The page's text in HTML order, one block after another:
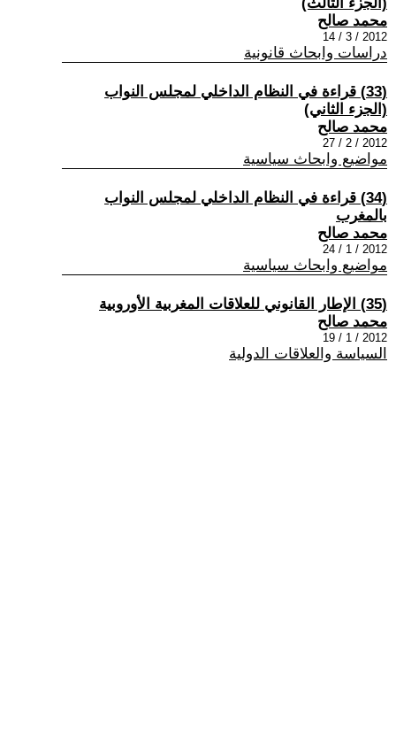
محمد صالح
2012 / 3 / 14
دراسات وابحاث قانونية
(33) قراءة في النظام الداخلي لمجلس النواب
(الجزء الثاني)
محمد صالح
2012 / 2 / 27
مواضيع وابحاث سياسية
(34) قراءة في النظام الداخلي لمجلس النواب
بالمغرب
محمد صالح
2012 / 1 / 24
مواضيع وابحاث سياسية
(35) الإطار القانوني للعلاقات المغربية الأوروبية
محمد صالح
2012 / 1 / 19
السياسة والعلاقات الدولية